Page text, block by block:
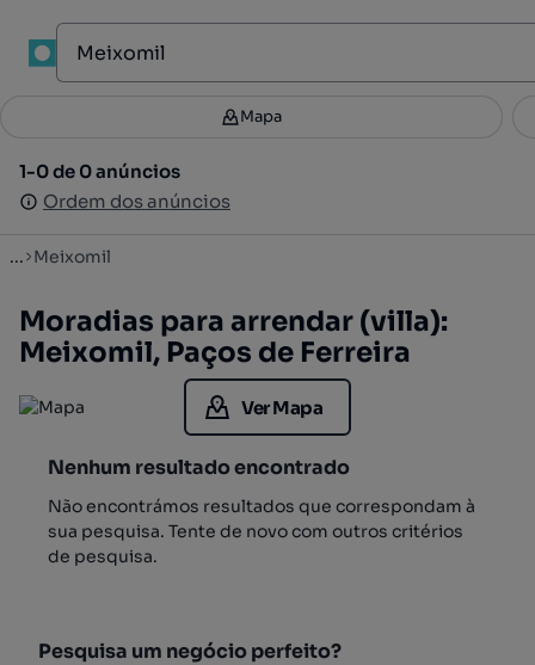
Filtros 4
1-0 de 0 anúncios
Ordem dos anúncios
Mapa
1-0 de 0 anúncios
Ordem dos anúncios
... Meixomil
Moradias para arrendar (villa):
Meixomil, Paços de Ferreira
Ver Mapa
Nenhum resultado encontrado
Não encontrámos resultados que correspondam à
sua pesquisa. Tente de novo com outros critérios
de pesquisa.
Pesquisa um negócio perfeito?